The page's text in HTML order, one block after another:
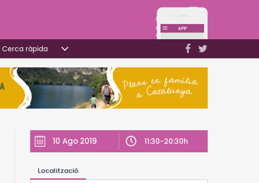
Cerca ràpida
10 Ago 2019 11:30-20:30h
Localització